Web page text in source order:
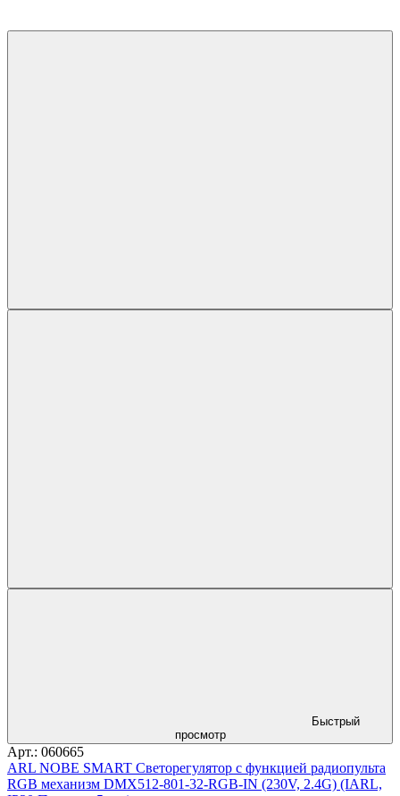
Быстрый
просмотр
Арт.: 060665
ARL NOBE SMART Светорегулятор с функцией радиопульта
RGB механизм DMX512-801-32-RGB-IN (230V, 2.4G) (IARL,